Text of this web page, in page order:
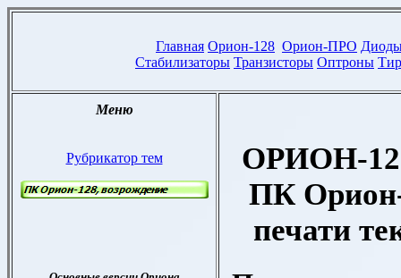
ОРИОН-
ПК
печати